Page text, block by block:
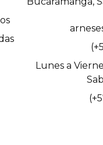
Lunes a